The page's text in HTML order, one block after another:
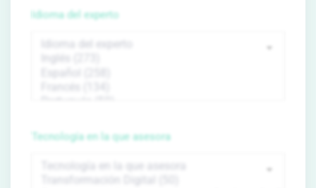
Idioma del experto
Tecnología en la que asesora